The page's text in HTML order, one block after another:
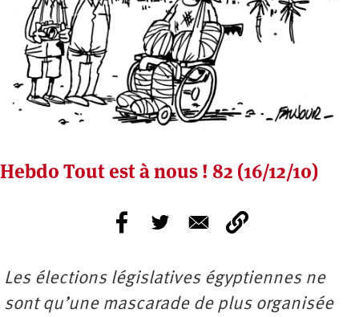
Hebdo Tout est à nous ! 82 (16/12/10)
Les élections législatives égyptiennes ne
sont qu’une mascarade de plus organisée